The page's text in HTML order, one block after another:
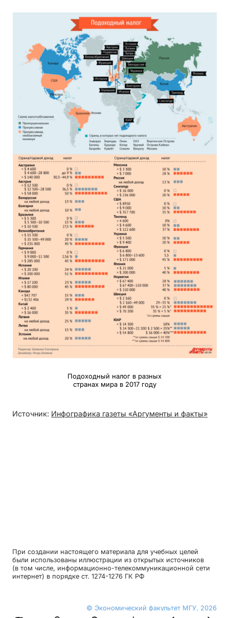
Подоходный налог в разных
странах мира в 2017 году
Источник: Инфографика газеты «Аргументы и факты»
При создании настоящего материала для учебных целей
были использованы иллюстрации из открытых источников
(в том числе, информационно-телекоммуникационной сети
интернет) в порядке ст. 1274-1276 ГК РФ
© Экономический факультет МГУ, 2026